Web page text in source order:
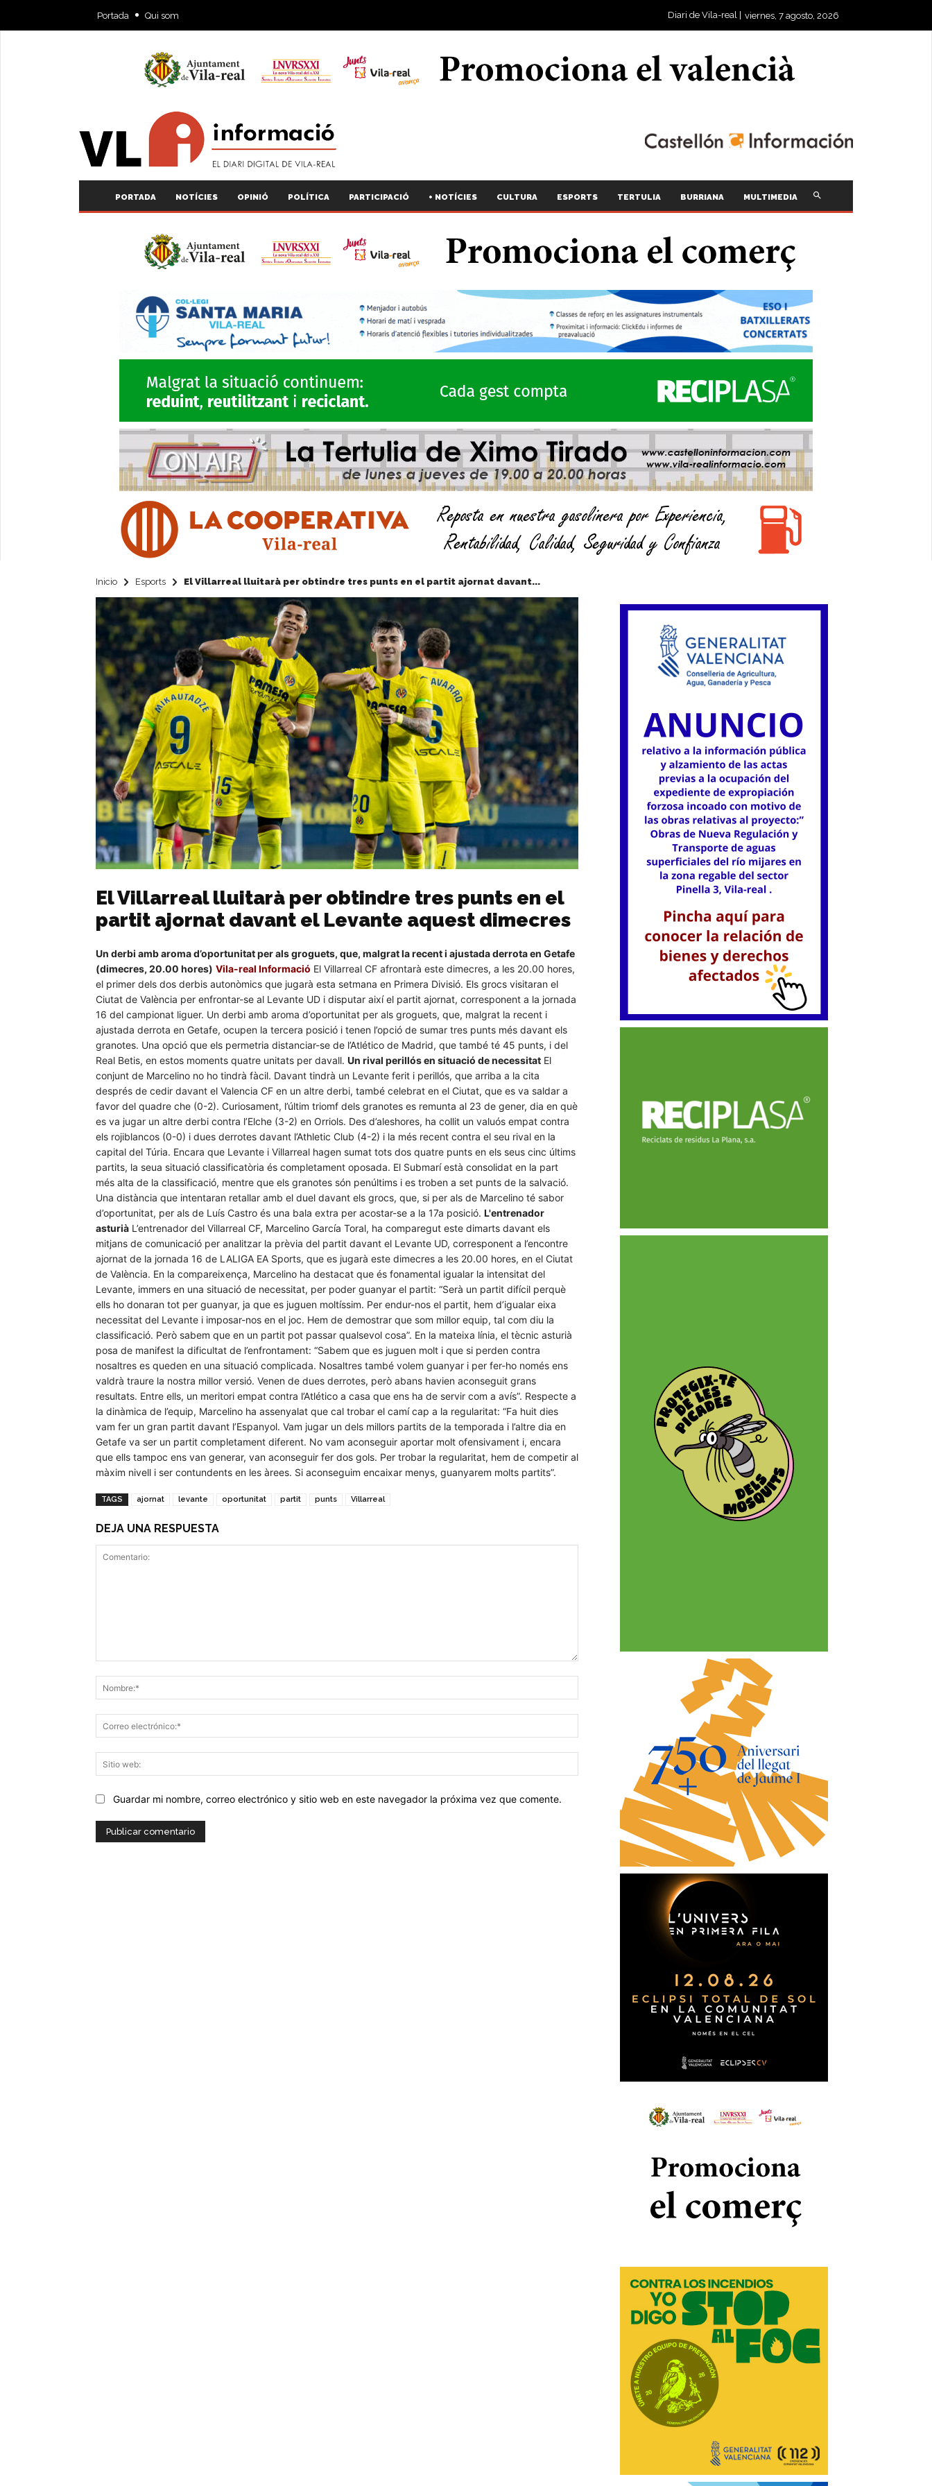
Portada Qui som Diari de Vila-real | viernes, 7 agosto, 2026
PORTADA NOTÍCIES OPINIÓ POLÍTICA PARTICIPACIÓ + NOTÍCIES CULTURA ESPORTS TERTULIA BURRIANA MULTIMEDIA
Inicio Esports El Villarreal lluitarà per obtindre tres punts en el partit ajornat davant...
El Villarreal lluitarà per obtindre tres punts en el
partit ajornat davant el Levante aquest dimecres
Un derbi amb aroma d’oportunitat per als groguets, que, malgrat la recent i ajustada derrota en Getafe
(dimecres, 20.00 hores) Vila-real Informació El Villarreal CF afrontarà este dimecres, a les 20.00 hores,
el primer dels dos derbis autonòmics que jugarà esta setmana en Primera Divisió. Els grocs visitaran el
Ciutat de València per enfrontar-se al Levante UD i disputar així el partit ajornat, corresponent a la jornada
16 del campionat liguer. Un derbi amb aroma d’oportunitat per als groguets, que, malgrat la recent i
ajustada derrota en Getafe, ocupen la tercera posició i tenen l’opció de sumar tres punts més davant els
granotes. Una opció que els permetria distanciar-se de l’Atlético de Madrid, que també té 45 punts, i del
Real Betis, en estos moments quatre unitats per davall. Un rival perillós en situació de necessitat El
conjunt de Marcelino no ho tindrà fàcil. Davant tindrà un Levante ferit i perillós, que arriba a la cita
després de cedir davant el Valencia CF en un altre derbi, també celebrat en el Ciutat, que es va saldar a
favor del quadre che (0-2). Curiosament, l’últim triomf dels granotes es remunta al 23 de gener, dia en què
es va jugar un altre derbi contra l’Elche (3-2) en Orriols. Des d’aleshores, ha collit un valuós empat contra
els rojiblancos (0-0) i dues derrotes davant l’Athletic Club (4-2) i la més recent contra el seu rival en la
capital del Túria. Encara que Levante i Villarreal hagen sumat tots dos quatre punts en els seus cinc últims
partits, la seua situació classificatòria és completament oposada. El Submarí està consolidat en la part
més alta de la classificació, mentre que els granotes són penúltims i es troben a set punts de la salvació.
Una distància que intentaran retallar amb el duel davant els grocs, que, si per als de Marcelino té sabor
d’oportunitat, per als de Luís Castro és una bala extra per acostar-se a la 17a posició. L'entrenador
asturià L’entrenador del Villarreal CF, Marcelino García Toral, ha comparegut este dimarts davant els
mitjans de comunicació per analitzar la prèvia del partit davant el Levante UD, corresponent a l’encontre
ajornat de la jornada 16 de LALIGA EA Sports, que es jugarà este dimecres a les 20.00 hores, en el Ciutat
de València. En la compareixença, Marcelino ha destacat que és fonamental igualar la intensitat del
Levante, immers en una situació de necessitat, per poder guanyar el partit: “Serà un partit difícil perquè
ells ho donaran tot per guanyar, ja que es juguen moltíssim. Per endur-nos el partit, hem d’igualar eixa
necessitat del Levante i imposar-nos en el joc. Hem de demostrar que som millor equip, tal com diu la
classificació. Però sabem que en un partit pot passar qualsevol cosa”. En la mateixa línia, el tècnic asturià
posa de manifest la dificultat de l’enfrontament: “Sabem que es juguen molt i que si perden contra
nosaltres es queden en una situació complicada. Nosaltres també volem guanyar i per fer-ho només ens
valdrà traure la nostra millor versió. Venen de dues derrotes, però abans havien aconseguit grans
resultats. Entre ells, un meritori empat contra l’Atlético a casa que ens ha de servir com a avís”. Respecte a
la dinàmica de l’equip, Marcelino ha assenyalat que cal trobar el camí cap a la regularitat: “Fa huit dies
vam fer un gran partit davant l’Espanyol. Vam jugar un dels millors partits de la temporada i l’altre dia en
Getafe va ser un partit completament diferent. No vam aconseguir aportar molt ofensivament i, encara
que ells tampoc ens van generar, van aconseguir fer dos gols. Per trobar la regularitat, hem de competir al
màxim nivell i ser contundents en les àrees. Si aconseguim encaixar menys, guanyarem molts partits”.
TAGS ajornat levante oportunitat partit punts Villarreal
DEJA UNA RESPUESTA
electrónico:*
web:
Guardar mi nombre, correo electrónico y sitio web en este navegador la próxima vez que comente.